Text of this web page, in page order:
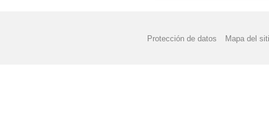
Protección de datos Mapa del